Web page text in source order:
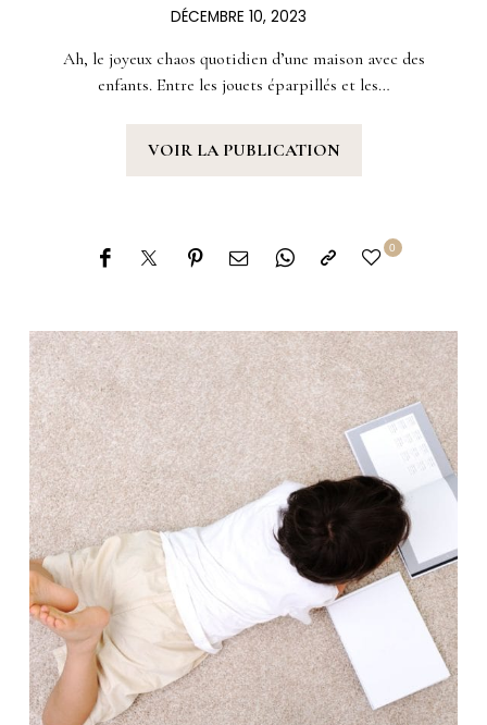
DÉCEMBRE 10, 2023
Ah, le joyeux chaos quotidien d’une maison avec des
enfants. Entre les jouets éparpillés et les…
VOIR LA PUBLICATION
0